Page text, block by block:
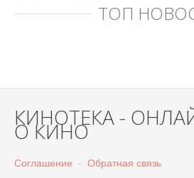
ТОП
КИНОТЕКА -
О КИНО
Соглашение · Обратная связь